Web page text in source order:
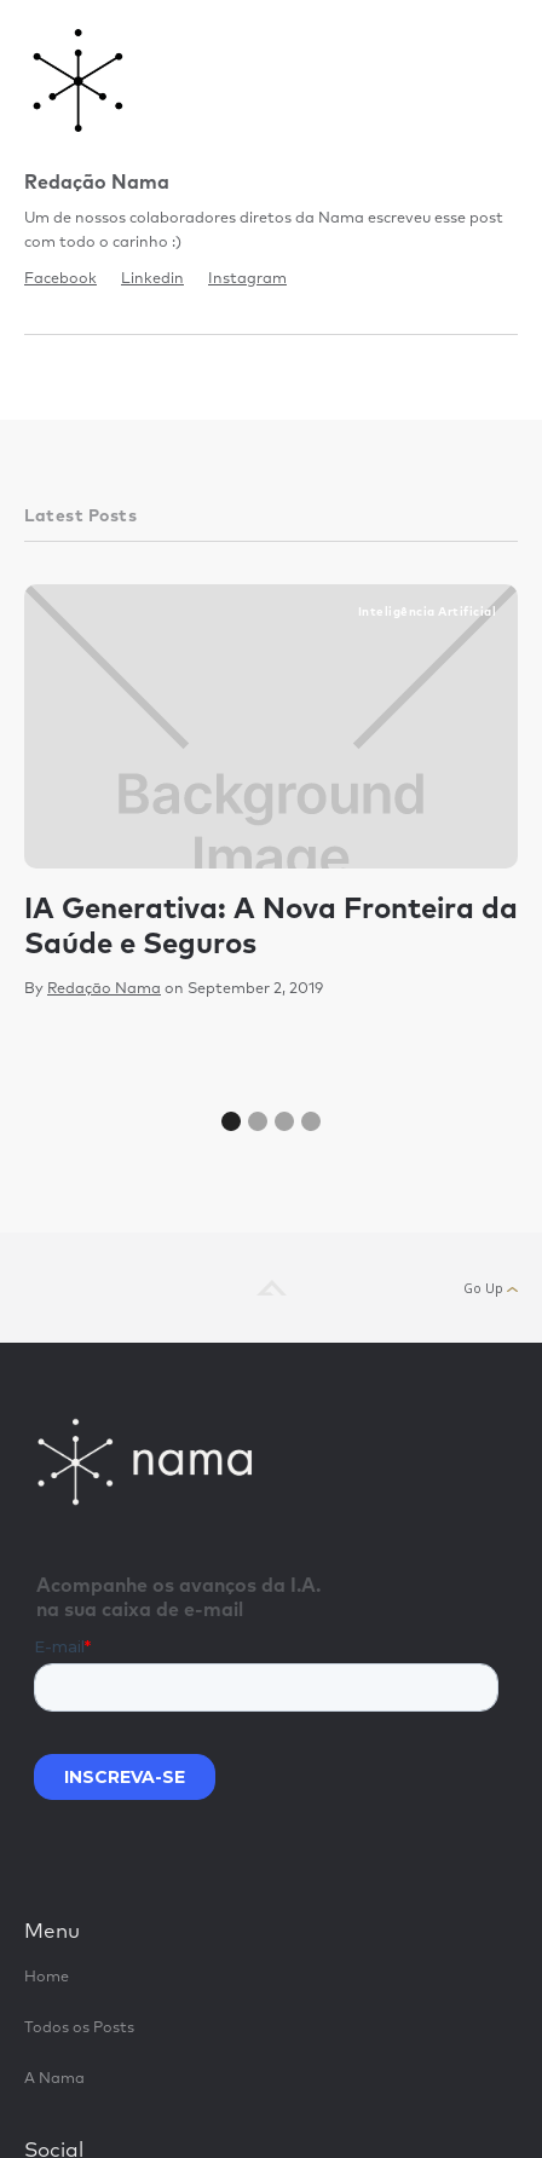
Redação Nama
Um de nossos colaboradores diretos da Nama escreveu esse post
com todo o carinho :)
Facebook Linkedin Instagram
Latest Posts
Inteligência Artificial
IA Generativa: A Nova Fronteira da
Saúde e Seguros
By Redação Nama on September 2, 2019
Go Up
Acompanhe os avanços da I.A.
na sua caixa de e-mail
Menu
Home
Todos os Posts
A Nama
Social